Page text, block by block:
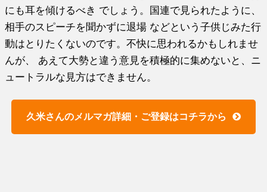
にも耳を傾けるべき でしょう。国連で見られたように、
相手のスピーチを聞かずに退場 などという子供じみた行
動はとりたくないのです。不快に思われるかもしれませ
んが、 あえて大勢と違う意見を積極的に集めないと、ニ
ュートラルな見方はできません。
久米さんのメルマガ詳細・ご登録はコチラから